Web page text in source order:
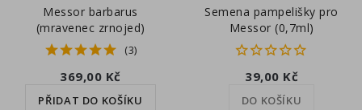
Messor barbarus
(mravenec zrnojed)
(3)
369,00 Kč
PŘIDAT DO KOŠÍKU
Semena pampelišky pro
Messor (0,7ml)
39,00 Kč
DO KOŠÍKU